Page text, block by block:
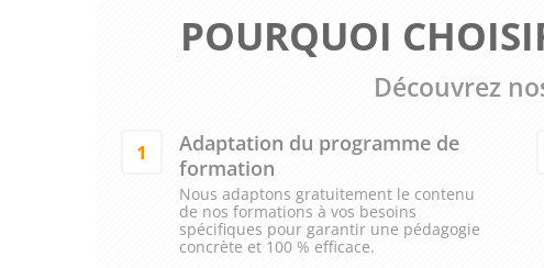
POURQUOI
Découvrez
1
Adaptation du programme de
formation
Nous adaptons gratuitement le contenu
de nos formations à vos besoins
spécifiques pour garantir une pédagogie
concrète et 100 % efficace.